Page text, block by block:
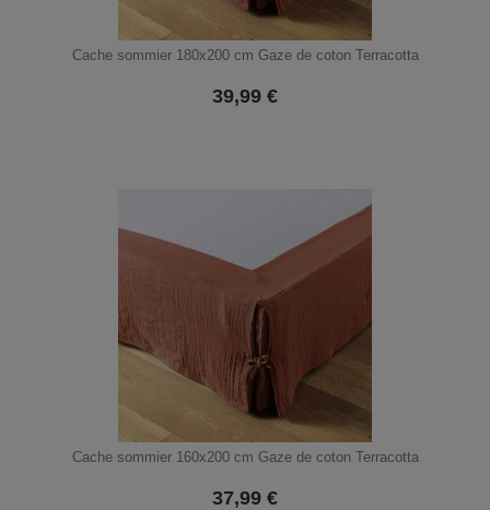
Cache sommier 180x200 cm Gaze de coton Terracotta
39,99 €
Cache sommier 160x200 cm Gaze de coton Terracotta
37,99 €